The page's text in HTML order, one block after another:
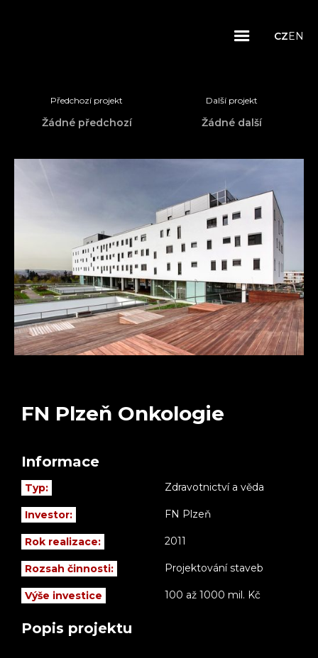
CZEN
Předchozí projekt
Žádné předchozí
Další projekt
Žádné další
FN Plzeň Onkologie
Popis projektu
Informace
Typ: Zdravotnictví a věda
Investor: FN Plzeň
Rok realizace: 2011
Rozsah činnosti: Projektování staveb
Výše investice 100 až 1000 mil. Kč